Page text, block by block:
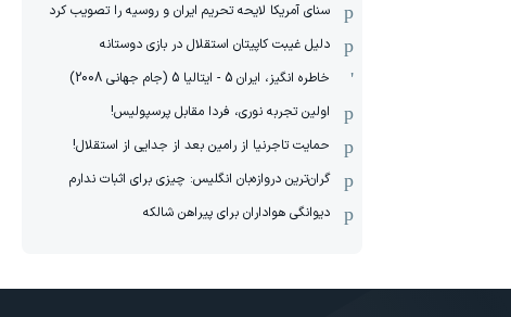
سنای آمریکا لایحه تحریم ایران و روسیه را تصویب کرد
دلیل غیبت کاپیتان استقلال در بازی دوستانه
خاطره انگیز، ایران 5 - ایتالیا 5 (جام جهانی 2008)
اولین تجربه نوری، فردا مقابل پرسپولیس!
حمایت تاجرنیا از رامین بعد از جدایی از استقلال!
گران‌ترین دروازه‌بان انگلیس: چیزی برای اثبات ندارم
دیوانگی هواداران برای پیراهن شالکه